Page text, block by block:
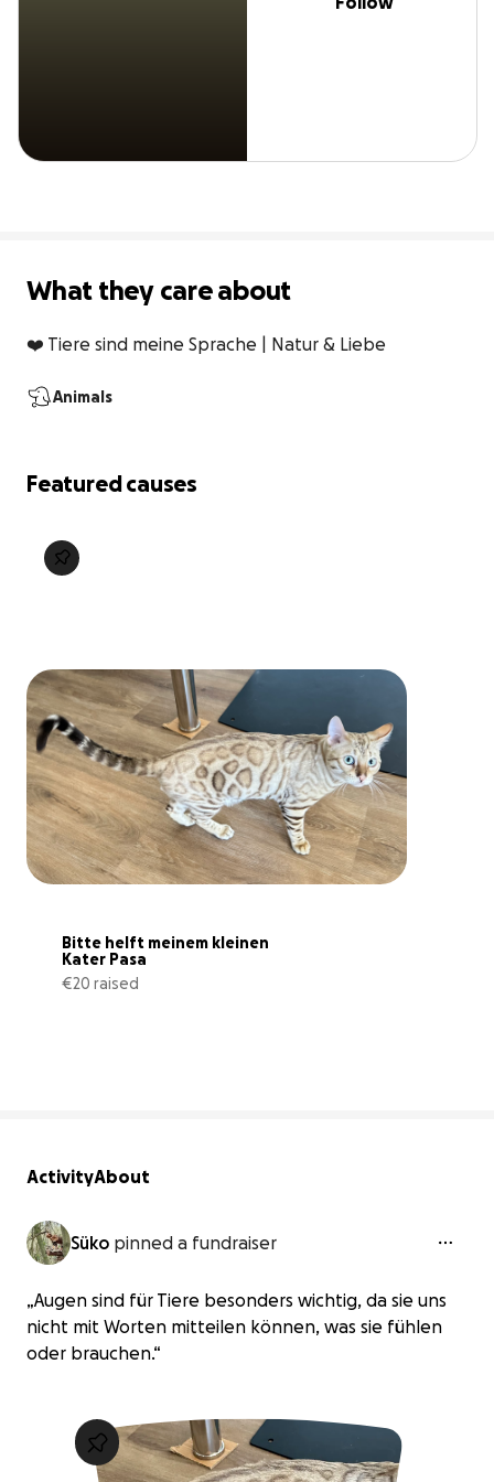
What they care about
❤️ Tiere sind meine Sprache | Natur & Liebe
Animals
Featured causes
Bitte helft meinem kleinen
Kater Pasa
€20 raised
ActivityAbout
Süko pinned a fundraiser
„Augen sind für Tiere besonders wichtig, da sie uns
nicht mit Worten mitteilen können, was sie fühlen
oder brauchen.“